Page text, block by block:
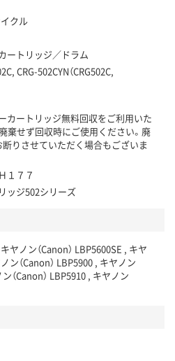
イクル
ートリッジ／ドラム
CRG-502CYN（CRG502C,
カートリッジ無料回収をご利用いた
棄せず回収時にご使用ください。廃
りさせていただく場合もございま
１７７
ッジ502シリーズ
ヤノン（Canon） LBP5600SE , キヤ
ン（Canon） LBP5900 , キヤノン
（Canon） LBP5910 , キヤノン